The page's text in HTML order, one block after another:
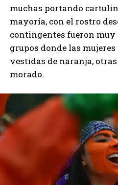
muchas portando
mayoría, con el rostro
contingentes fueron muy
grupos donde las
vestidas de naranja,
morado.